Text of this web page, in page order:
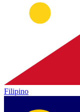
Filipino